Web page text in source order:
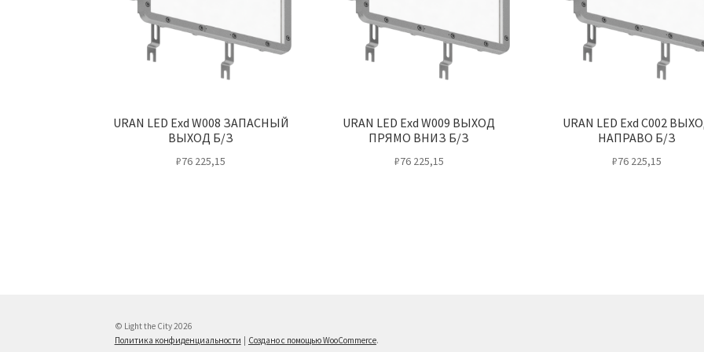
URAN LED Exd W008 ЗАПАСНЫЙ
ВЫХОД Б/З
₽76 225,15
URAN LED Exd W009 ВЫХОД
ПРЯМО ВНИЗ Б/З
₽76 225,15
URAN LED Exd C002
НАПРАВО Б/З
₽76 225,15
© Light the City 2026
Политика конфиденциальности
Создано с помощью WooCommerce.